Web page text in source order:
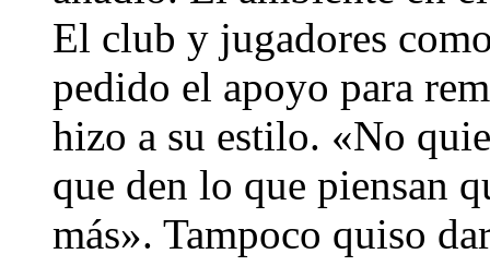
El club y jugadores
pedido el apoyo para
hizo a su estilo. «No
que den lo que piensan
más». Tampoco quiso